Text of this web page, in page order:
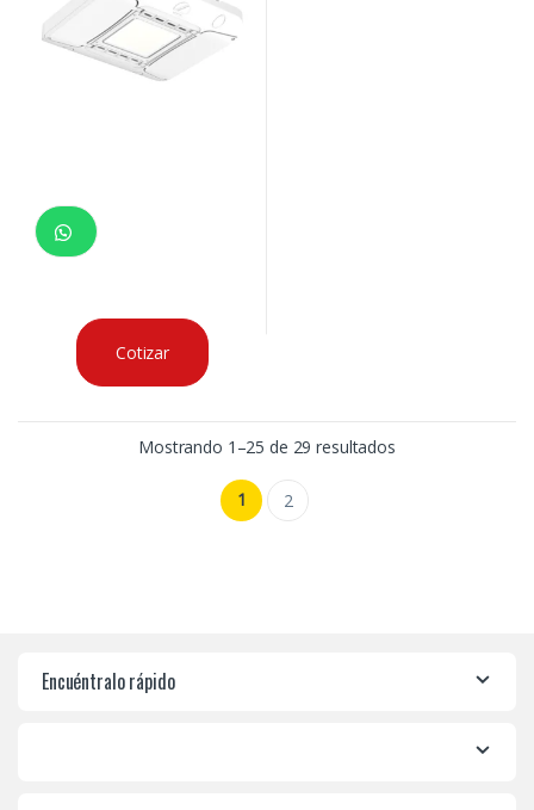
Cotizar
Mostrando 1–25 de 29 resultados
1 2
Encuéntralo rápido